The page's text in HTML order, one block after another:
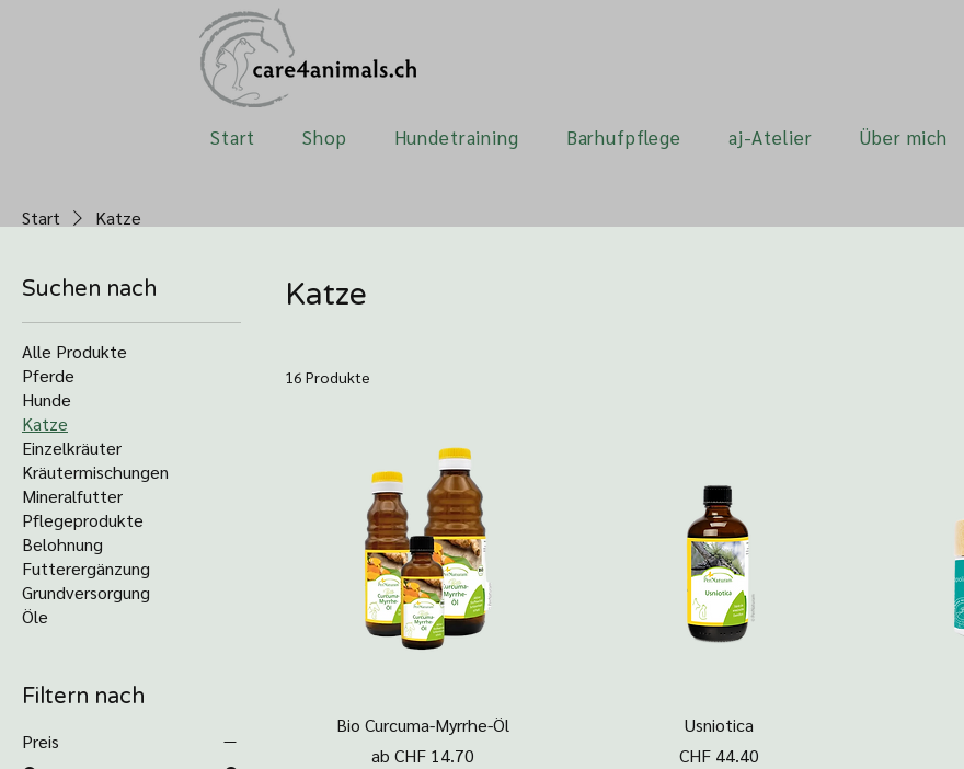
Start Shop Hundetraining Barhufpflege aj-Atelier Über mich
Start Katze
Suchen nach
Alle Produkte
Pferde
Hunde
Katze
Einzelkräuter
Kräutermischungen
Mineralfutter
Pflegeprodukte
Belohnung
Futterergänzung
Grundversorgung
Öle
Filtern nach
Preis
Katze
16 Produkte
Schnellansicht
Bio Curcuma-Myrrhe-Öl
ab CHF 14.70
Sale-Preis
Schnellansicht
Usniotica
Preis
CHF 44.40